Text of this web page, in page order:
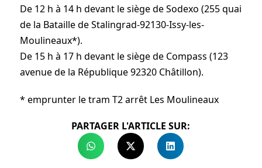
De 12 h à 14 h devant le siège de Sodexo (255 quai
de la Bataille de Stalingrad-92130-Issy-les-
Moulineaux*).
De 15 h à 17 h devant le siège de Compass (123
avenue de la République 92320 Châtillon).
* emprunter le tram T2 arrêt Les Moulineaux
PARTAGER L'ARTICLE SUR: